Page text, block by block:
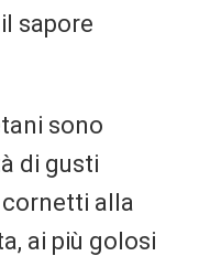
sapore
sono
di gusti
alla
ai più golosi